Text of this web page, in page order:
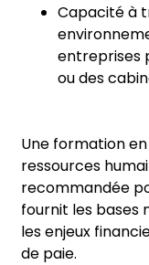
Capacité à
entreprises
ou des
Une formation
ressources
recommandée
fournit les bases
les enjeux
de paie.